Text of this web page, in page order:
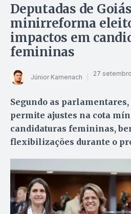
Deputadas de
minirreforma
impactos em
femininas
Júnior Kamenach 27
Segundo as
permite ajustes na cota
candidaturas femininas,
flexibilizações durante o